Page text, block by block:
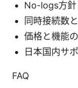
No-logs方針
同時接続数
価格と機能
日本国内サ
FAQ